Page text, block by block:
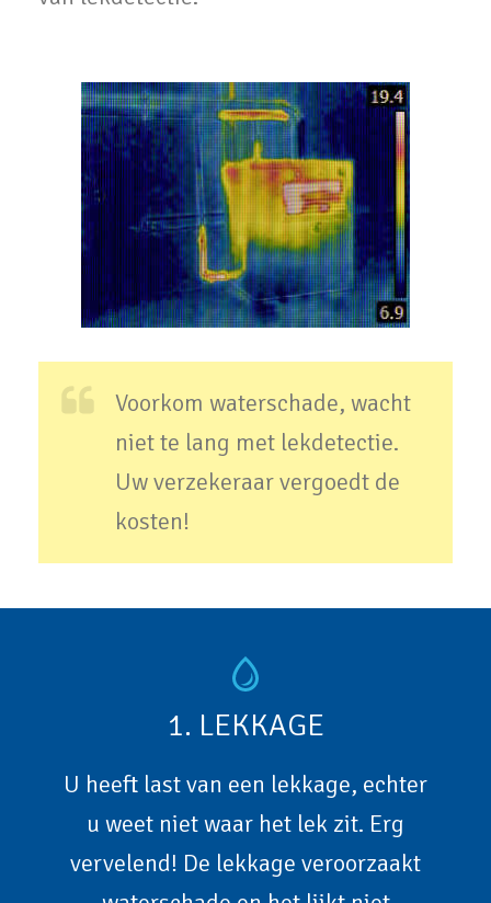
Voorkom waterschade, wacht
niet te lang met lekdetectie.
Uw verzekeraar vergoedt de
kosten!
1. LEKKAGE
U heeft last van een lekkage, echter
u weet niet waar het lek zit. Erg
vervelend! De lekkage veroorzaakt